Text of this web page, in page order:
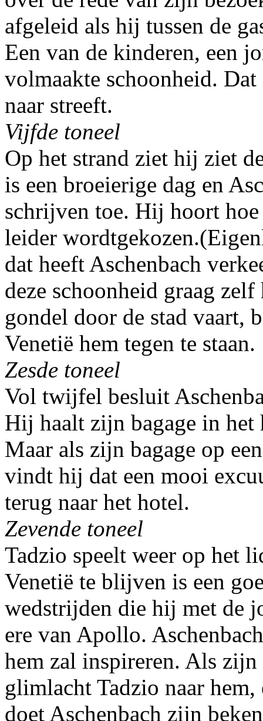
afgeleid als hij tussen de
Een van de kinderen, een
volmaakte schoonheid.
naar streeft.
Vijfde toneel
Op het strand ziet hij ziet
is een broeierige dag en
schrijven toe. Hij hoort
leider
dat heeft Aschenbach
deze schoonheid graag
gondel door de stad vaart,
Venetië hem tegen te staan.
Zesde toneel
Vol twijfel besluit
Hij haalt zijn bagage in het
Maar als zijn bagage op
vindt hij dat een mooi
terug naar het hotel.
Zevende toneel
Tadzio speelt weer op het
Venetië te blijven is een
wedstrijden die hij met de
ere van Apollo.
hem zal inspireren. Als
glimlacht Tadzio naar
doet Aschenbach zijn